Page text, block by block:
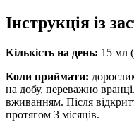
Інструкція із
Кількість на день: 15 мл
Коли приймати:
на добу, переважно
вживанням. Після
протягом 3 місяців.